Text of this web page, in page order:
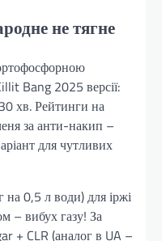
не тягне
Bang 2025 версії:
хв. Рейтинги на
за анти-накип –
для чутливих
0,5 л води) для іржі
– вибух газу! За
+ CLR (аналог в UA –